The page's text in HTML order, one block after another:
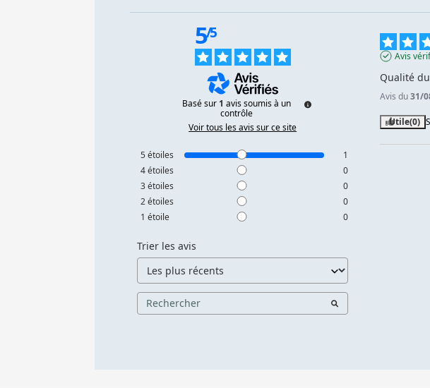
5/5
Basé sur 1 avis soumis à un
contrôle
Voir tous les avis sur ce site
5étoiles
1
4étoiles
0
3étoiles
0
2étoiles
0
1étoile 0
Trier les avis
Avis
Qualité
Avis du31/
Utile(0)